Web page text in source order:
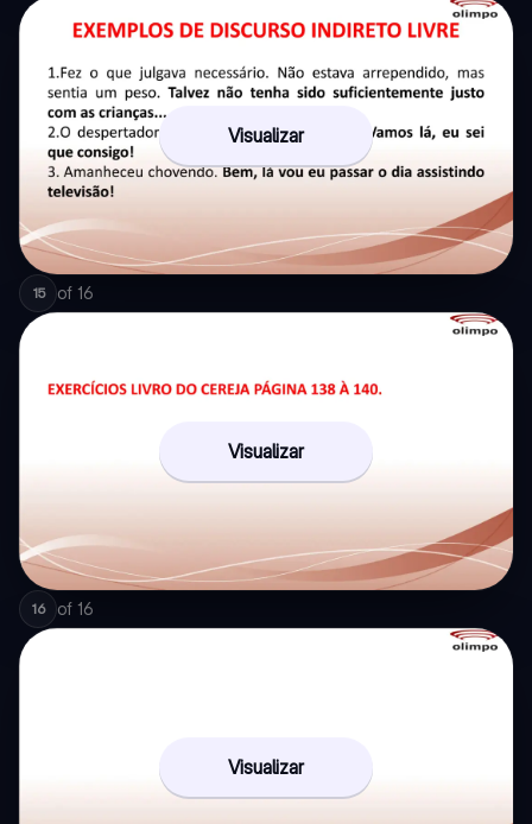
Visualizar
15 of 16
Visualizar
16 of 16
Visualizar